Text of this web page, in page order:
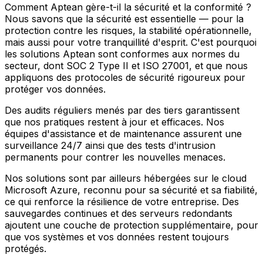
Comment Aptean gère-t-il la sécurité et la conformité ?
Nous savons que la sécurité est essentielle — pour la
protection contre les risques, la stabilité opérationnelle,
mais aussi pour votre tranquillité d'esprit. C'est pourquoi
les solutions Aptean sont conformes aux normes du
secteur, dont SOC 2 Type II et ISO 27001, et que nous
appliquons des protocoles de sécurité rigoureux pour
protéger vos données.
Des audits réguliers menés par des tiers garantissent
que nos pratiques restent à jour et efficaces. Nos
équipes d'assistance et de maintenance assurent une
surveillance 24/7 ainsi que des tests d'intrusion
permanents pour contrer les nouvelles menaces.
Nos solutions sont par ailleurs hébergées sur le cloud
Microsoft Azure, reconnu pour sa sécurité et sa fiabilité,
ce qui renforce la résilience de votre entreprise. Des
sauvegardes continues et des serveurs redondants
ajoutent une couche de protection supplémentaire, pour
que vos systèmes et vos données restent toujours
protégés.